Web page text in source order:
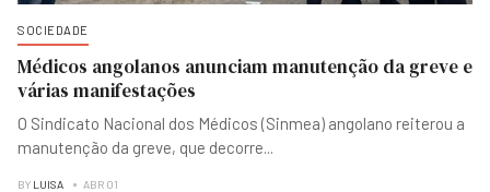
SOCIEDADE
Médicos angolanos anunciam manutenção da greve e
várias manifestações
O Sindicato Nacional dos Médicos (Sinmea) angolano reiterou a
manutenção da greve, que decorre...
BY LUISA ABR 01